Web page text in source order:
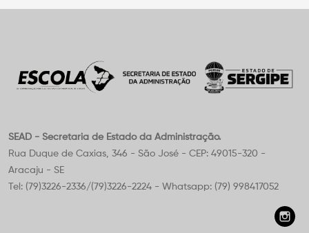
SEAD - Secretaria de Estado da Administração.
Rua Duque de Caxias, 346 - São José - CEP: 49015-320 -
Aracaju - SE
Tel: (79)3226-2336/(79)3226-2224 - Whatsapp: (79) 998417052